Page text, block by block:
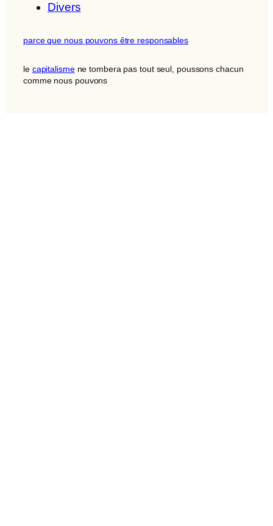
Divers
parce que nous pouvons être responsables
le capitalismene tombera pas tout seul, poussons chacun
comme nous pouvons